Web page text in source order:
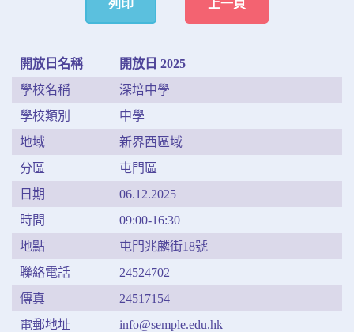
列印 上一頁
開放日名稱
開放日 2025
學校名稱
深培中學
學校類別
中學
地域
新界西區域
分區
屯門區
日期
06.12.2025
時間
09:00-16:30
地點
屯門兆麟街18號
聯絡電話
24524702
傳真
24517154
電郵地址
info@semple.edu.hk